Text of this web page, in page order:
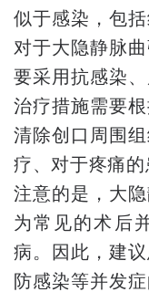
似于感染，包
对于大隐静脉
要采用抗感染
治疗措施需要
清除创口周围
疗、对于疼痛
注意的是，大
为常见的术后
病。因此，建
防感染等并发